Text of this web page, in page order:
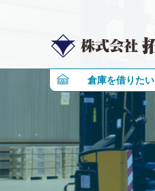
倉庫を借りたい